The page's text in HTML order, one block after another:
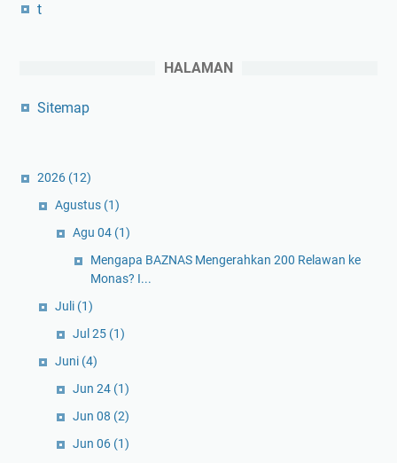
t
HALAMAN
Sitemap
2026 (12)
Agustus (1)
Agu 04 (1)
Mengapa BAZNAS Mengerahkan 200 Relawan ke
Monas? I...
Juli (1)
Jul 25 (1)
Juni (4)
Jun 24 (1)
Jun 08 (2)
Jun 06 (1)